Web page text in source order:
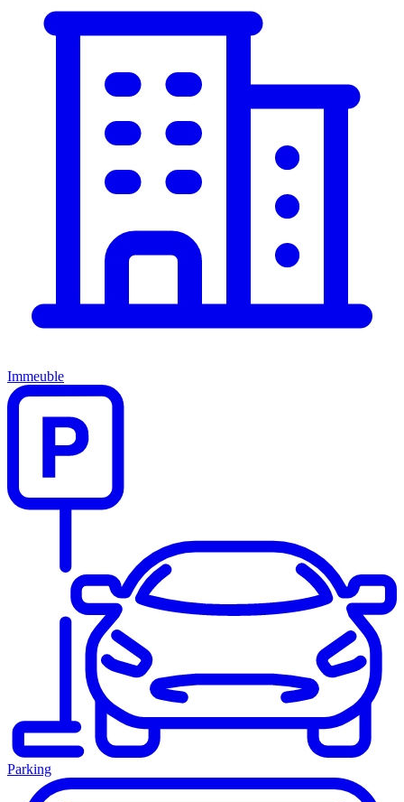
Immeuble
Parking